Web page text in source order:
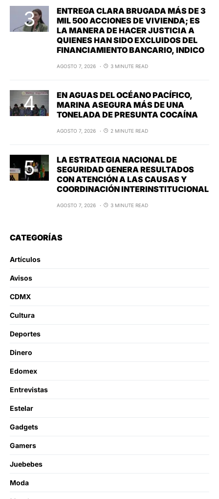
ENTREGA CLARA BRUGADA MÁS DE 3
MIL 500 ACCIONES DE VIVIENDA; ES
LA MANERA DE HACER JUSTICIA A
QUIENES HAN SIDO EXCLUIDOS DEL
FINANCIAMIENTO BANCARIO, INDICO
AGOSTO 7, 2026 3 MINUTE READ
EN AGUAS DEL OCÉANO PACÍFICO,
MARINA ASEGURA MÁS DE UNA
TONELADA DE PRESUNTA COCAÍNA
AGOSTO 7, 2026 2 MINUTE READ
LA ESTRATEGIA NACIONAL DE
SEGURIDAD GENERA RESULTADOS
CON ATENCIÓN A LAS CAUSAS Y
COORDINACIÓN INTERINSTITUCIONAL
AGOSTO 7, 2026 3 MINUTE READ
CATEGORÍAS
Artículos
Avisos
CDMX
Cultura
Deportes
Dinero
Edomex
Entrevistas
Estelar
Gadgets
Gamers
Juebebes
Moda